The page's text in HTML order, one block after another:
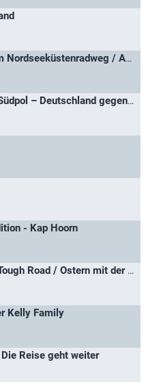
Unterwegs auf dem Nordseeküstenradweg / Auf dem Nordseeküstenradweg durch Schottland und England
Der Wettlauf zum Südpol – Deutschland gegen Österreich
- Kap Hoorn
The Kelly Family: Tough Road / Ostern mit der Kelly Family
Kelly Family
Reise geht weiter